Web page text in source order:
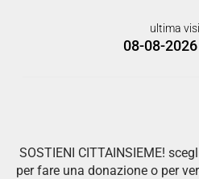
ultima
08-08-
SOSTIENI CITTAINSIEME!
per fare una donazione o per